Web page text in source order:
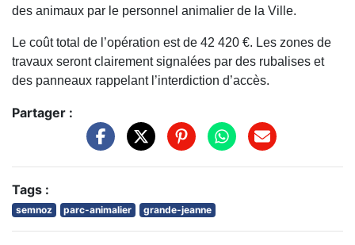
des animaux par le personnel animalier de la Ville.
Le coût total de l’opération est de 42 420 €. Les zones de
travaux seront clairement signalées par des rubalises et
des panneaux rappelant l’interdiction d’accès.
Partager :
Tags :
semnoz parc-animalier grande-jeanne